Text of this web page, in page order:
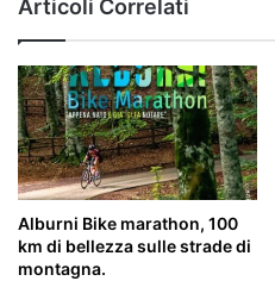
Articoli Correlati
Alburni Bike marathon, 100
km di bellezza sulle strade di
montagna.